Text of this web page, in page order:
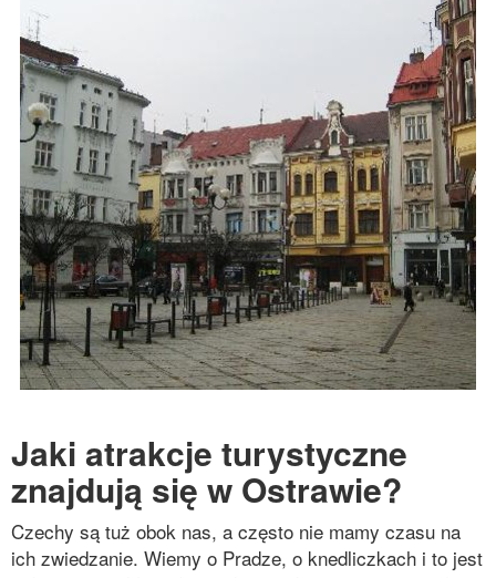
Jaki atrakcje turystyczne
znajdują się w Ostrawie?
Czechy są tuż obok nas, a często nie mamy czasu na
ich zwiedzanie. Wiemy o Pradze, o knedliczkach i to jest